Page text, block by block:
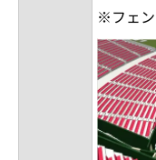
※フェン